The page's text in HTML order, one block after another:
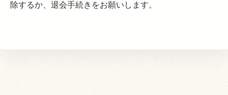
除するか、退会手続きをお願いします。